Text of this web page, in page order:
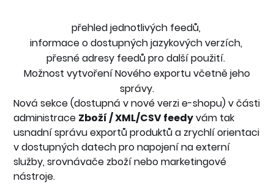
přehled jednotlivých feedů,
informace o dostupných jazykových verzích,
přesné adresy feedů pro další použití.
Možnost vytvoření Nového exportu včetně jeho
správy.
Nová sekce (dostupná v nové verzi e-shopu) v části
administrace Zboží / XML/CSV feedyvám tak
usnadní správu exportů produktů a zrychlí orientaci
v dostupných datech pro napojení na externí
služby, srovnávače zboží nebo marketingové
nástroje.